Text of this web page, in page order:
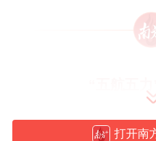
把稳国
打开南